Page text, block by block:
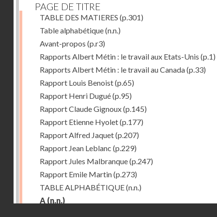
PAGE DE TITRE
TABLE DES MATIERES (p.301)
Table alphabétique(n.n.)
Avant-propos (p.r3)
Rapports Albert Métin : le travail aux Etats-Unis (p.1)
Rapports Albert Métin : le travail au Canada(p.33)
Rapport Louis Benoist(p.65)
Rapport Henri Dugué(p.95)
Rapport Claude Gignoux(p.145)
Rapport Etienne Hyolet(p.177)
Rapport Alfred Jaquet(p.207)
Rapport Jean Leblanc (p.229)
Rapport Jules Malbranque(p.247)
Rapport Emile Martin(p.273)
TABLE ALPHABÉTIQUE(n.n.)
A (n.n.)